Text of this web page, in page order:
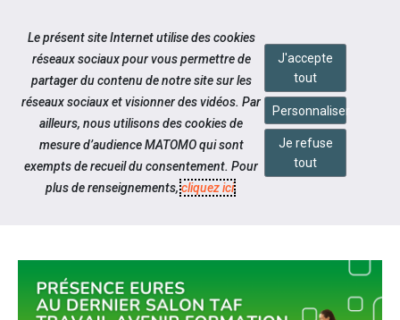
Aller au contenu
Notre actualité
CAP EMPLOI EURES PRÉSENT AU
Le présent site Internet utilise des cookies
réseaux sociaux pour vous permettre de
partager du contenu de notre site sur les
réseaux sociaux et visionner des vidéos. Par
ailleurs, nous utilisons des cookies de
mesure d’audience MATOMO qui sont
exempts de recueil du consentement. Pour
plus de renseignements,cliquez ici.
J'accepte
tout
Personnaliser
Je refuse
tout